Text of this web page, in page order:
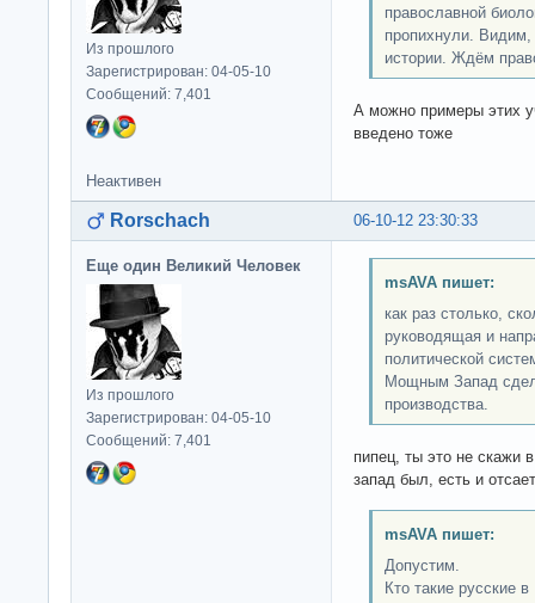
Из прошлого
Зарегистрирован: 04-05-10
Сообщений: 7,401
православной
пропихнули. Видим,
истории. Ждём
А можно примеры этих
введено тоже
Неактивен
06-10-12 23:30:33
Rorschach
Еще один Великий Человек
Из прошлого
Зарегистрирован: 04-05-10
Сообщений: 7,401
msAVA пишет:
как раз столько,
руководящая и
политической
Мощным Запад
производства.
пипец, ты это не скажи
запад был, есть и
msAVA пишет:
Допустим.
Кто такие русские